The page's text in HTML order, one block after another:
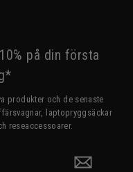
på din första
produkter och de senaste
laptopryggsäckar
reseaccessoarer.